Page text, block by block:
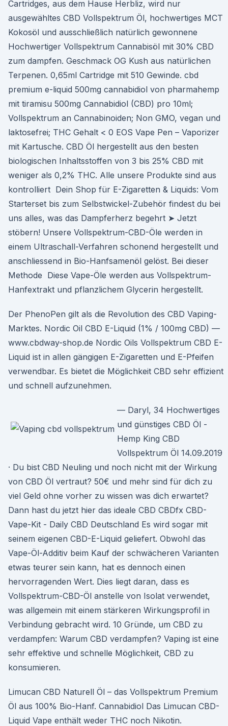
Cartridges, aus dem Hause Herbliz, wird nur
ausgewähltes CBD Vollspektrum Öl, hochwertiges MCT
Kokosöl und ausschließlich natürlich gewonnene
Hochwertiger Vollspektrum Cannabisöl mit 30% CBD
zum dampfen. Geschmack OG Kush aus natürlichen
Terpenen. 0,65ml Cartridge mit 510 Gewinde. cbd
premium e-liquid 500mg cannabidiol von pharmahemp
mit tiramisu 500mg Cannabidiol (CBD) pro 10ml;
Vollspektrum an Cannabinoiden; Non GMO, vegan und
laktosefrei; THC Gehalt < 0 EOS Vape Pen – Vaporizer
mit Kartusche. CBD Öl hergestellt aus den besten
biologischen Inhaltsstoffen von 3 bis 25% CBD mit
weniger als 0,2% THC. Alle unsere Produkte sind aus
kontrolliert Dein Shop für E-Zigaretten & Liquids: Vom
Starterset bis zum Selbstwickel-Zubehör findest du bei
uns alles, was das Dampferherz begehrt ➤ Jetzt
stöbern! Unsere Vollspektrum-CBD-Öle werden in
einem Ultraschall-Verfahren schonend hergestellt und
anschliessend in Bio-Hanfsamenöl gelöst. Bei dieser
Methode Diese Vape-Öle werden aus Vollspektrum-
Hanfextrakt und pflanzlichem Glycerin hergestellt.
Der PhenoPen gilt als die Revolution des CBD Vaping-
Marktes. Nordic Oil CBD E-Liquid (1% / 100mg CBD) —
www.cbdway-shop.de Nordic Oils Vollspektrum CBD E-
Liquid ist in allen gängigen E-Zigaretten und E-Pfeifen
verwendbar. Es bietet die Möglichkeit CBD sehr effizient
und schnell aufzunehmen.
— Daryl, 34 Hochwertiges
und günstiges CBD Öl -
Hemp King CBD
Vollspektrum Öl 14.09.2019
· Du bist CBD Neuling und noch nicht mit der Wirkung
von CBD Öl vertraut? 50€ und mehr sind für dich zu
viel Geld ohne vorher zu wissen was dich erwartet?
Dann hast du jetzt hier das ideale CBD CBDfx CBD-
Vape-Kit - Daily CBD Deutschland Es wird sogar mit
seinem eigenen CBD-E-Liquid geliefert. Obwohl das
Vape-Öl-Additiv beim Kauf der schwächeren Varianten
etwas teurer sein kann, hat es dennoch einen
hervorragenden Wert. Dies liegt daran, dass es
Vollspektrum-CBD-Öl anstelle von Isolat verwendet,
was allgemein mit einem stärkeren Wirkungsprofil in
Verbindung gebracht wird. 10 Gründe, um CBD zu
verdampfen: Warum CBD verdampfen? Vaping ist eine
sehr effektive und schnelle Möglichkeit, CBD zu
konsumieren.
Limucan CBD Naturell Öl – das Vollspektrum Premium
Öl aus 100% Bio-Hanf. Cannabidiol Das Limucan CBD-
Liquid Vape enthält weder THC noch Nikotin.